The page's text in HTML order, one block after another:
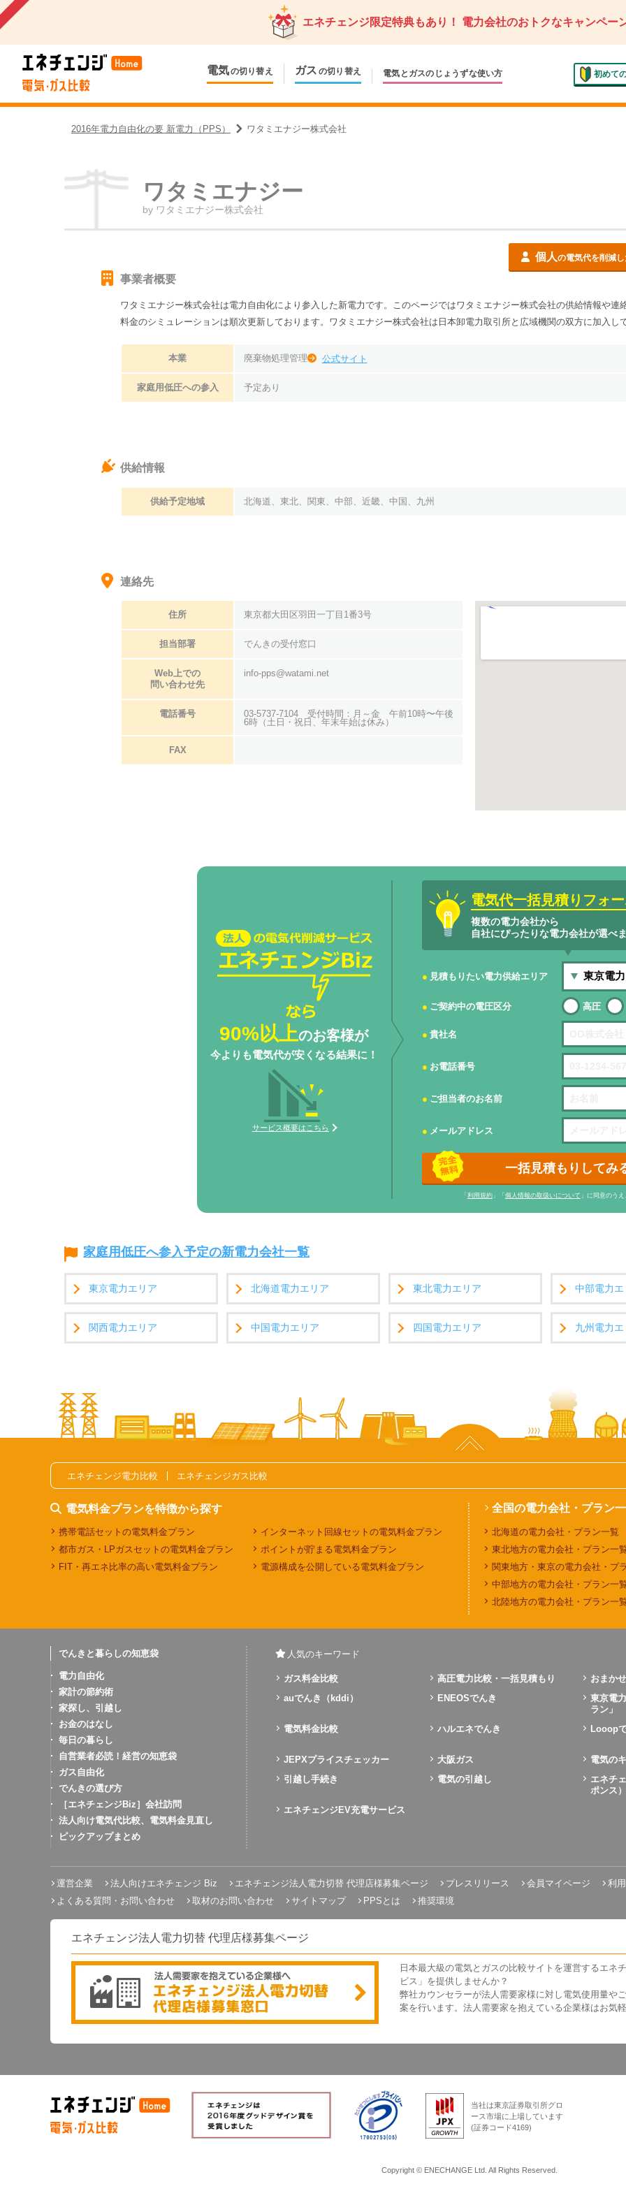
エネチェンジ限定特典もあり！ 電力会社のおトクなキャンペー
電気の切り替え ガス の切り替え 電気とガスの じょうずな使い方 初めて
2016年電力自由化の要 新電力（PPS） ワタミエナジー株式会社
ワタミエナジー
by ワタミエナジー株式会社
個人の電気代を削減
事業者概要
ワタミエナジー株式会社は電力自由化により参入した新電力です。このページではワタミエナジー株式会社の供給情報や連
料金のシミュレーションは順次更新しております。 ワタミエナジー株式会社は日本卸電力取引所と広域機関の双方に加入し
本業 廃棄物処理管理 公式サイト
家庭用低圧への参入 予定あり
供給情報
供給予定地域 北海道、東北、関東、中部、近畿、中国、九州
連絡先
住所 東京都大田区羽田一丁目1番3号
担当部署 でんきの受付窓口
Web上での
問い合わせ先
info-pps@watami.net
電話番号
03-5737-7104 受付時間：月～金 午前10時〜午後
6時（土日・祝日、年末年始は休み）
FAX
法人の電気代削減サービスエネ
チェンジBizなら
90%以上のお客様が
今よりも電気代が安くなる結果に！
サービス概要はこちら
電気代一括見積りフォ
複数の電力会社から
自社にぴったりな電力会社が選べ
見積もりたい電力供給エリア
ご契約中の電圧区分 高圧
貴社名
お電話番号
ご担当者のお名前
メールアドレス
一括見積もりしてみ
「 利用規約」「 個人情報の取扱いについて 」に同意のう
家庭用低圧へ参入予定の新電力会社一覧
東京電力エリア 北海道電力エリア 東北電力エリア 中部電力エ
関西電力エリア 中国電力エリア 四国電力エリア 九州電力エ
エネチェンジ電力比較 エネチェンジガス比較
電気料金プランを特徴から探す
携帯電話セットの電気料金プラン
インターネット回線セットの電気料金プラン
都市ガス・LPガスセットの電気料金プラン
ポイントが貯まる電気料金プラン
FIT・再エネ比率の高い電気料金プラン
電源構成を公開している電気料金プラン
全国の電力会社・プラン
北海道の電力会社・プラン一覧
東北地方の電力会社・プラン一
関東地方・東京の電力会社・プ
中部地方の電力会社・プラン一
北陸地方の電力会社・プラン一
でんきと暮らしの知恵袋
電力自由化
家計の節約術
家探し、引越し
お金のはなし
毎日の暮らし
自営業者必読！経営の知恵袋
ガス自由化
でんきの選び方
［エネチェンジBiz］会社訪問
法人向け電気代比較、電気料金見直し
ピックアップまとめ
人気のキーワード
ガス料金比較 高圧電力比較・一括見積もり
おまか
auでんき（kddi）
ENEOSでんき
東京電
ラン」
電気料金比較
ハルエネでんき Looop
JEPXプライスチェッカー 大阪ガス
電気の
引越し手続き
電気の引越し
エネチ
ポンス
エネチェンジEV充電サービス
運営企業 法人向けエネチェンジ Biz エネチェンジ法人電力切替 代理店様募集ページ プレスリリース 会員マイページ
利
よくある質問・お問い合わせ
取材のお問い合わせ サイトマップ PPSとは 推奨環境
エネチェンジ法人電力切替 代理店様募集ページ
日本最大級の電気とガスの比較サイトを運営するエネ
ビス」を提供しませんか？
弊社カウンセラーが法人需要家様に対し電気使用量や
案を行います。法人需要家を抱えている企業様はお気
当社は東京証券取引所グロ
ース市場に上場しています
(証券コード4169)
Copyright © ENECHANGE Ltd. All Rights Reserved.